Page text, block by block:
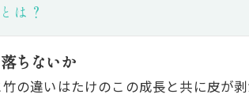
は？
ちないか
の違いはたけのこの成長と共に皮が